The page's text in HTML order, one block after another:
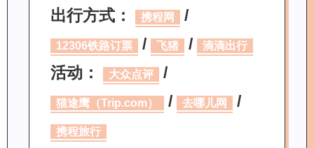
出行方式： 携程网 /
12306铁路订票 / 飞猪 / 滴滴出行
活动： 大众点评 /
猫途鹰（Trip.com） / 去哪儿网 /
携程旅行